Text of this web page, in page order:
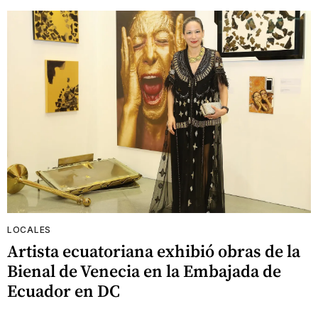
LOCALES
Artista ecuatoriana exhibió obras de la
Bienal de Venecia en la Embajada de
Ecuador en DC